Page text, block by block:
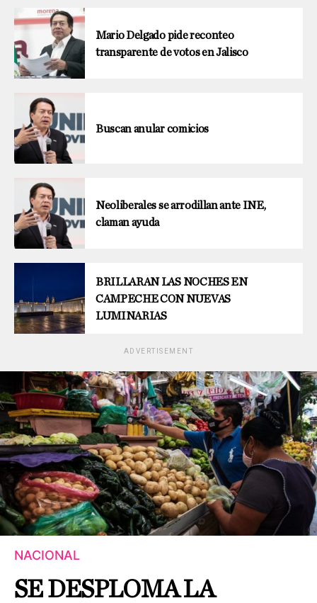
Mario Delgado pide reconteo
transparente de votos en Jalisco
Buscan anular comicios
Neoliberales se arrodillan ante INE,
claman ayuda
BRILLARAN LAS NOCHES EN
CAMPECHE CON NUEVAS
LUMINARIAS
ADVERTISEMENT
NACIONAL
SE DESPLOMA LA